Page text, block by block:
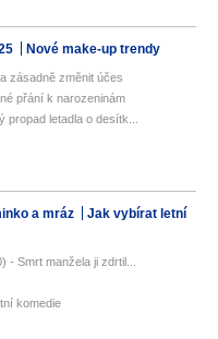
Nové make-up trendy
zásadně změnit účes
přání k narozeninám
letadla o desítk...
a mráz
Jak vybírat letní
Smrt manžela ji zdrtil...
komedie